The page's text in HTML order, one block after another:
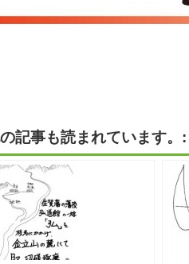
記事も読まれています。: